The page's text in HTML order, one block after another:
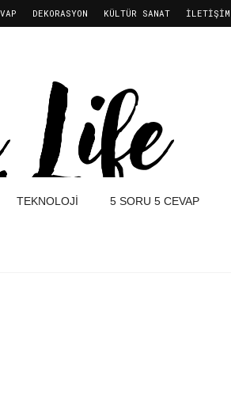
DEKORASYON KÜLTÜR SANAT İLETIŞIM
TEKNOLOJI 5 SORU 5 CEVAP